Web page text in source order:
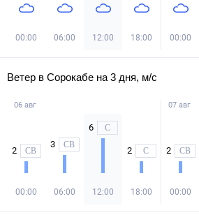
00:00 06:00 12:00 18:00 00:00
Ветер в Сорокабе на 3 дня, м/с
06 авг
2 СВ
00:00
3 СВ
06:00
6 С
12:00
2 С
18:00
07 авг
2 СВ
00:00